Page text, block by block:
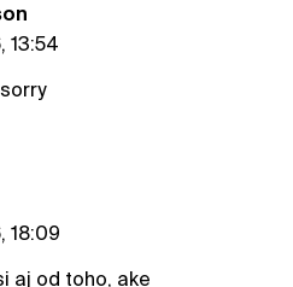
13:54
18:09
aj od toho, ake